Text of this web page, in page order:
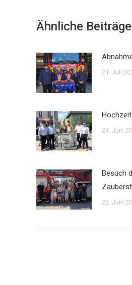
Ähnliche Beiträge
21. Juli
24. Juni
Besuch
22. Juni